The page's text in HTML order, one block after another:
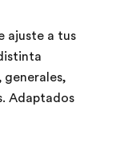
ajuste a tus
generales,
Adaptados